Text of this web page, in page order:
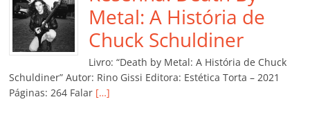
o
o
k
p
p
n Cl
a
ss
ro
n
k
til
h
ar
Metal: A História de
Chuck Schuldiner
Livro: “Death by Metal: A História de Chuck
Schuldiner” Autor: Rino Gissi Editora: Estética Torta – 2021
Páginas: 264 Falar […]